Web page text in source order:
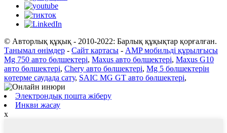
© Авторлық құқық - 2010-2022: Барлық құқықтар қорғалған.
Танымал өнімдер - Сайт картасы - AMP мобильді құрылғысы
Mg 750 авто бөлшектері, Maxus авто бөлшектері, Maxus G10
авто бөлшектері, Chery авто бөлшектері, Mg 5 бөлшектерін
көтерме саудада сату, SAIC MG GT авто бөлшектері,
Электрондық пошта жіберу
Инкви жасау
x